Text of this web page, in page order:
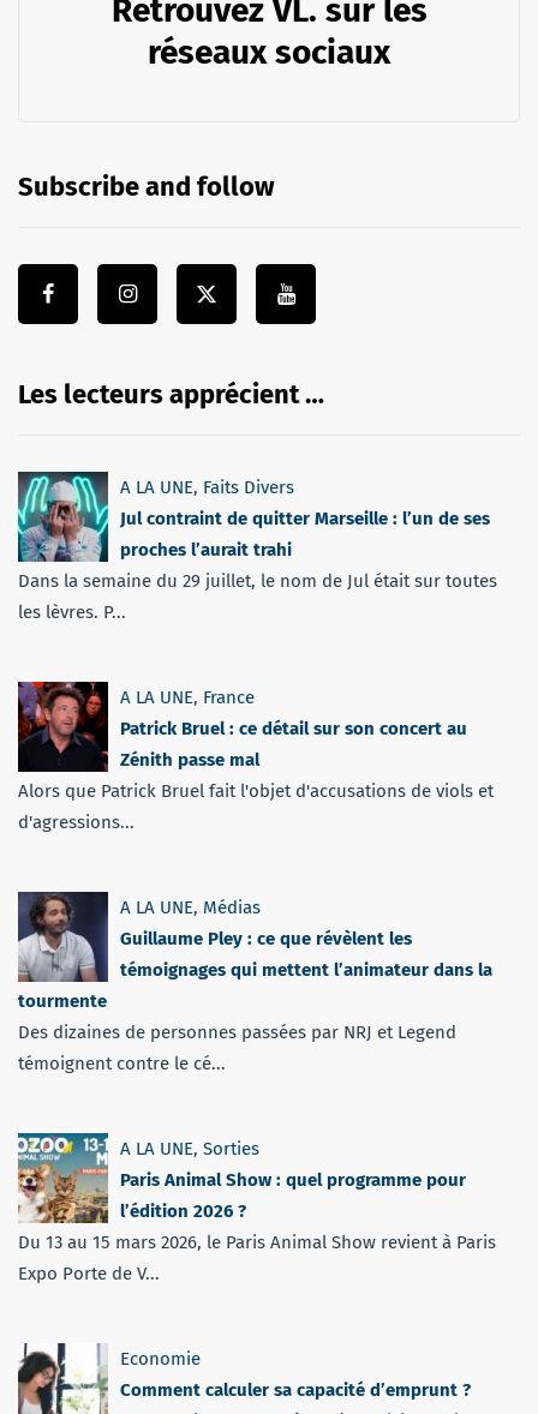
Retrouvez VL. sur les
réseaux sociaux
Subscribe and follow
Les lecteurs apprécient …
A LA UNE, Faits Divers
Jul contraint de quitter Marseille : l’un de ses
proches l’aurait trahi
Dans la semaine du 29 juillet, le nom de Jul était sur toutes
les lèvres. P...
A LA UNE, France
Patrick Bruel : ce détail sur son concert au
Zénith passe mal
Alors que Patrick Bruel fait l'objet d'accusations de viols et
d'agressions...
A LA UNE, Médias
Guillaume Pley : ce que révèlent les
témoignages qui mettent l’animateur dans la
tourmente
Des dizaines de personnes passées par NRJ et Legend
témoignent contre le cé...
A LA UNE, Sorties
Paris Animal Show : quel programme pour
l’édition 2026 ?
Du 13 au 15 mars 2026, le Paris Animal Show revient à Paris
Expo Porte de V...
Economie
Comment calculer sa capacité d’emprunt ?